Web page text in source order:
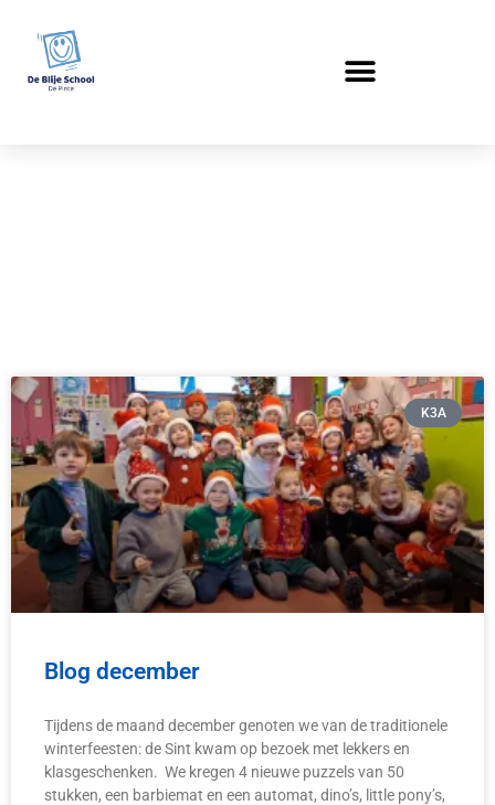
K3A
Blog december
Tijdens de maand december genoten we van de traditionele
winterfeesten: de Sint kwam op bezoek met lekkers en
klasgeschenken. We kregen 4 nieuwe puzzels van 50
stukken, een barbiemat en een automat, dino’s, little pony’s,